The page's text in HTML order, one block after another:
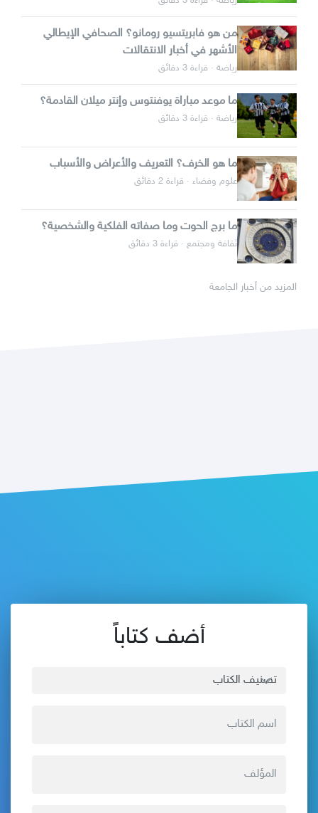
من هو فابريتسيو رومانو؟ الصحافي الإيطالي
الأشهر في أخبار الانتقالات
رياضة · قراءة 3 دقائق
ما موعد مباراة يوفنتوس وإنتر ميلان القادمة؟
رياضة · قراءة 3 دقائق
ما هو الخرف؟ التعريف والأعراض والأسباب
علوم وفضاء · قراءة 2 دقائق
ما برج الحوت وما صفاته الفلكية والشخصية؟
ثقافة ومجتمع · قراءة 3 دقائق
المزيد من أخبار الجامعة
أضف كتاباً